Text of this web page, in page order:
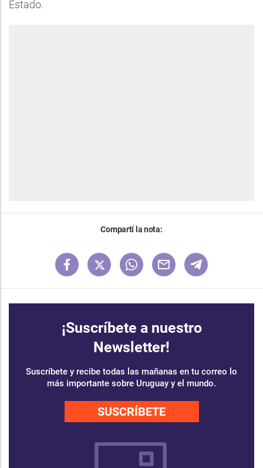
Estado.
Compartí la nota:
¡Suscríbete a nuestro
Newsletter!
Suscríbete y recibe todas las mañanas en tu correo lo
más importante sobre Uruguay y el mundo.
SUSCRÍBETE